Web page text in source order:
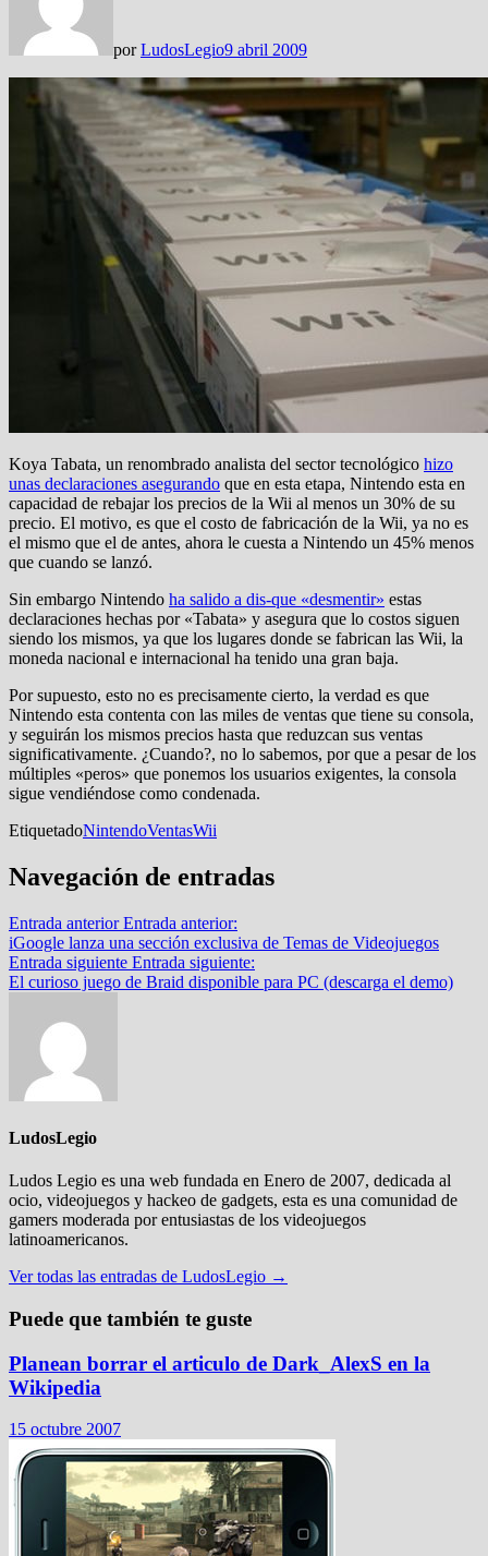
porLudosLegio9 abril 2009
Koya Tabata, un renombrado analista del sector tecnológico hizo
unas declaraciones asegurando que en esta etapa, Nintendo esta en
capacidad de rebajar los precios de la Wii al menos un 30% de su
precio. El motivo, es que el costo de fabricación de la Wii, ya no es
el mismo que el de antes, ahora le cuesta a Nintendo un 45% menos
que cuando se lanzó.
Sin embargo Nintendo ha salido a dis-que «desmentir» estas
declaraciones hechas por «Tabata» y asegura que lo costos siguen
siendo los mismos, ya que los lugares donde se fabrican las Wii, la
moneda nacional e internacional ha tenido una gran baja.
Por supuesto, esto no es precisamente cierto, la verdad es que
Nintendo esta contenta con las miles de ventas que tiene su consola,
y seguirán los mismos precios hasta que reduzcan sus ventas
significativamente. ¿Cuando?, no lo sabemos, por que a pesar de los
múltiples «peros» que ponemos los usuarios exigentes, la consola
sigue vendiéndose como condenada.
EtiquetadoNintendoVentasWii
Navegación de entradas
Entrada anterior Entrada anterior:
iGoogle lanza una sección exclusiva de Temas de Videojuegos
Entrada siguiente Entrada siguiente:
El curioso juego de Braid disponible para PC (descarga el demo)
LudosLegio
Ludos Legio es una web fundada en Enero de 2007, dedicada al
ocio, videojuegos y hackeo de gadgets, esta es una comunidad de
gamers moderada por entusiastas de los videojuegos
latinoamericanos.
Ver todas las entradas de LudosLegio →
Puede que también te guste
Planean borrar el articulo de Dark_AlexS en la
Wikipedia
15 octubre 2007